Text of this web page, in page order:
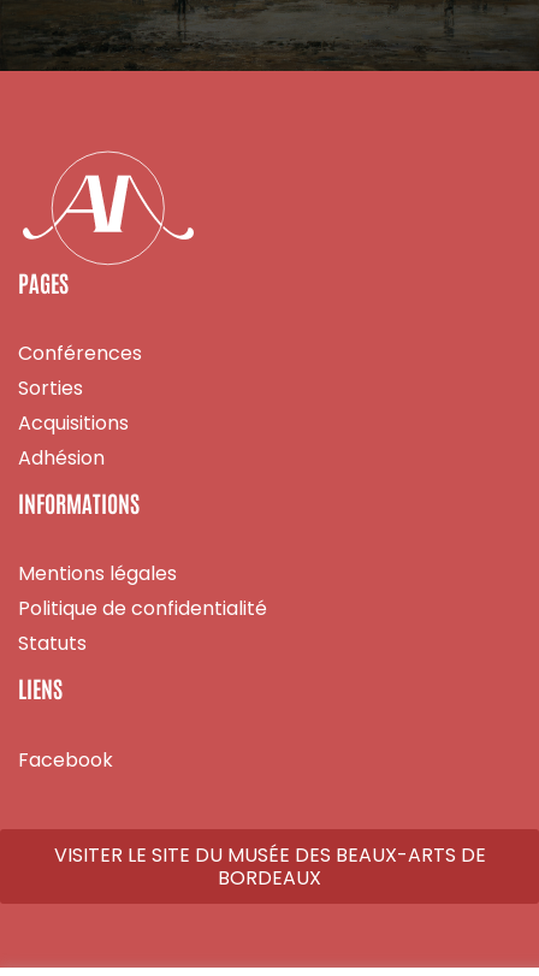
PAGES
Conférences
Sorties
Acquisitions
Adhésion
INFORMATIONS
Mentions légales
Politique de confidentialité
Statuts
LIENS
Facebook
VISITER LE SITE DU MUSÉE DES BEAUX-ARTS DE
BORDEAUX